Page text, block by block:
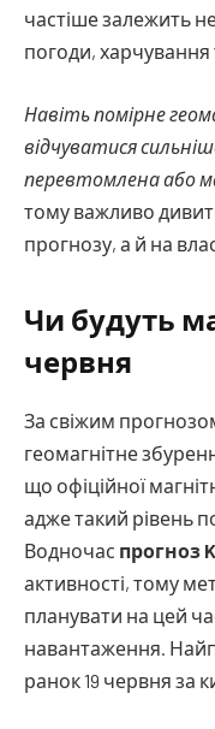
частіше залежить не
погоди, харчування
Навіть помірне
відчуватися
перевтомлена або
тому важливо
прогнозу, а й на
Чи будуть
червня
За свіжим
геомагнітне
що офіційної
адже такий рівень
Водночас прогноз
активності, тому
планувати на цей
навантаження.
ранок 19 червня за